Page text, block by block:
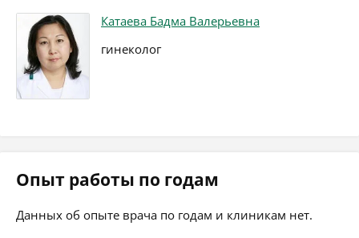
Катаева Бадма Валерьевна
гинеколог
Опыт работы по годам
Данных об опыте врача по годам и клиникам нет.